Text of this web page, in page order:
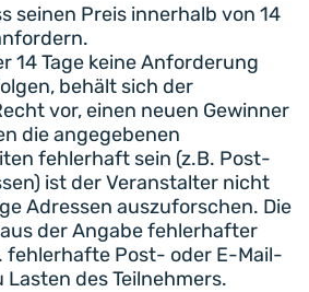
seinen Preis innerhalb von 14
14 Tage keine Anforderung
behält sich der
vor, einen neuen Gewinner
die angegebenen
fehlerhaft sein (z.B. Post-
ist der Veranstalter nicht
Adressen auszuforschen. Die
der Angabe fehlerhafter
fehlerhafte Post- oder E-Mail-
Lasten des Teilnehmers.